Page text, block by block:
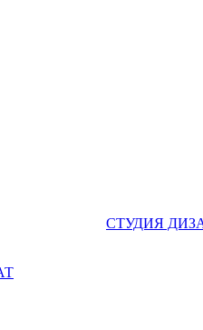
СТУДИЯ